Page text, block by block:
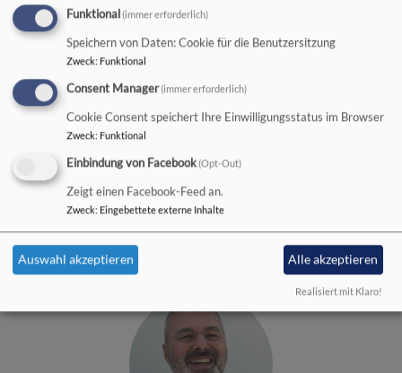
Bildrechte
Antje Weinreich
Systemische Beraterin
0831-59034636
Funktional (immer erforderlich)
Speichern von Daten: Cookie für die Benutzersitzung
Zweck: Funktional
Consent Manager(immer erforderlich)
Cookie Consent speichert Ihre Einwilligungsstatus im Browser
Zweck: Funktional
Einbindung von Facebook(Opt-Out)
Zeigt einen Facebook-Feed an.
Zweck: Eingebettete externe Inhalte
Auswahl akzeptieren Alle akzeptieren
Realisiert mit Klaro!